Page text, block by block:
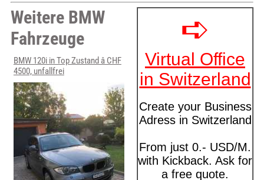
Weitere BMW
Fahrzeuge
BMW 120i in Top Zustand â CHF
4500, unfallfrei